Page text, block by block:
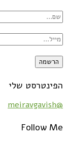
הפינטרסט שלי
@meiravgavish
Follow Me